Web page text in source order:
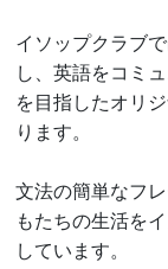
イソップクラブ
し、英語をコミ
を目指したオリ
ります。
文法の簡単なフ
もたちの生活を
しています。